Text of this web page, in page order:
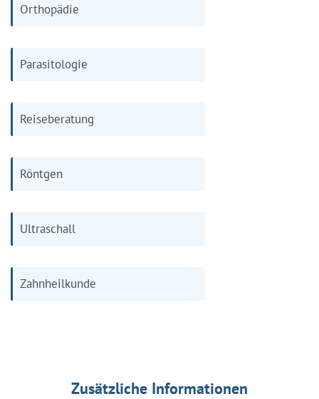
Orthopädie
Parasitologie
Reiseberatung
Röntgen
Ultraschall
Zahnheilkunde
Zusätzliche Informationen